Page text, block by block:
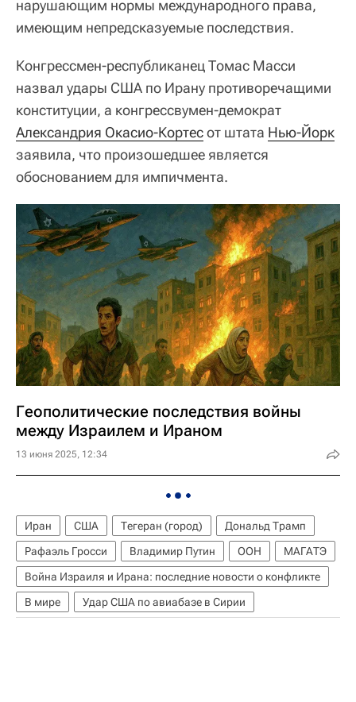
нарушающим нормы международного права,
имеющим непредсказуемые последствия.
Конгрессмен-республиканец Томас Масси
назвал удары США по Ирану противоречащими
конституции, а конгрессвумен-демократ
Александрия Окасио-Кортесот штата Нью-Йорк
заявила, что произошедшее является
обоснованием для импичмента.
Геополитические последствия войны
между Израилем и Ираном
13 июня 2025, 12:34
Иран США Тегеран (город)
Дональд Трамп
Рафаэль Гросси
Владимир Путин ООН
МАГАТЭ
Война Израиля и Ирана: последние новости о конфликте
В мире
Удар США по авиабазе в Сирии